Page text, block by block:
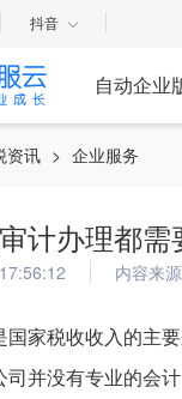
抖音
自动企业
资讯 > 企业服务
计办理都
内容来
国家税收收入的主
司并没有专业的会